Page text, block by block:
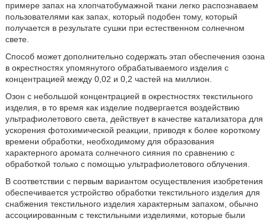
примере запах на хлопчатобумажной ткани легко распознаваем
пользователями как запах, который подобен тому, который
получается в результате сушки при естественном солнечном
свете.
Способ может дополнительно содержать этап обеспечения озона
в окрестностях упомянутого обрабатываемого изделия с
концентрацией между 0,02 и 0,2 частей на миллион.
Озон с небольшой концентрацией в окрестностях текстильного
изделия, в то время как изделие подвергается воздействию
ультрафиолетового света, действует в качестве катализатора для
ускорения фотохимической реакции, приводя к более короткому
времени обработки, необходимому для образования
характерного аромата солнечного сияния по сравнению с
обработкой только с помощью ультрафиолетового облучения.
В соответствии с первым вариантом осуществления изобретения
обеспечивается устройство обработки текстильного изделия для
снабжения текстильного изделия характерным запахом, обычно
ассоциированным с текстильными изделиями, которые были